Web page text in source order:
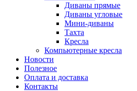
Диваны прямые
Диваны угловые
Мини-диваны
Тахта
Кресла
Компьютерные кресла
Новости
Полезное
Оплата и доставка
Контакты